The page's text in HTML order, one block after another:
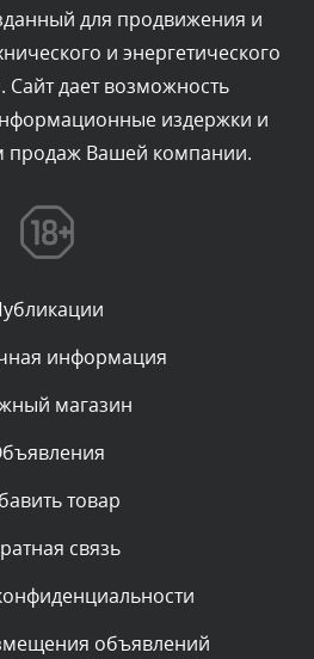
виден после проверки
Сегодня, в 11:26
виден после проверки
виден после проверки
для продвижения и
и энергетического
Сайт дает возможность
издержки и
продаж Вашей компании.
информация
магазин
товар
связь
объявлений